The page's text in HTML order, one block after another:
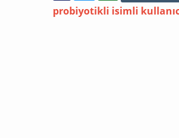
probiyotikli isimli